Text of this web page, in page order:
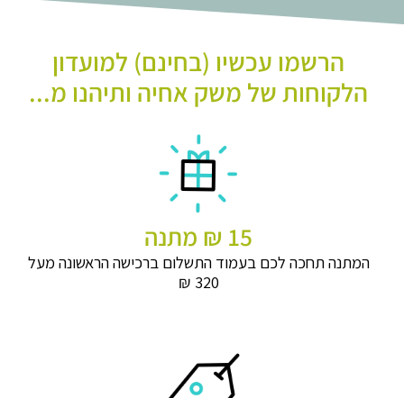
הרשמו עכשיו (בחינם) למועדון
הלקוחות של משק אחיה ותיהנו מ...
15 ₪ מתנה
המתנה תחכה לכם בעמוד התשלום ברכישה הראשונה מעל
320 ₪